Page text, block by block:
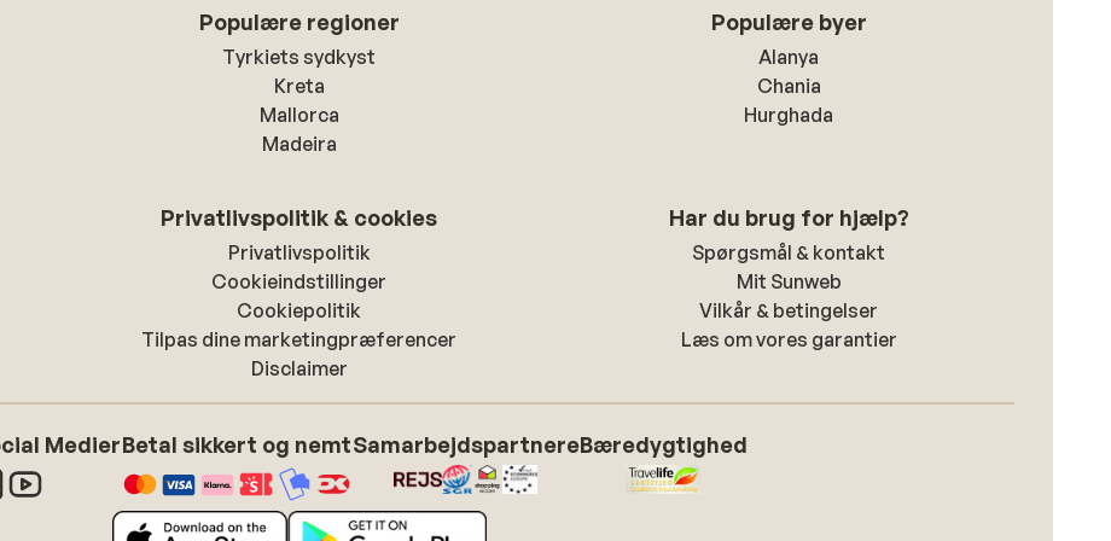
Populære regioner
Tyrkiets sydkyst
Kreta
Mallorca
Madeira
Populære byer
Alanya
Chania
Hurghada
Privatlivspolitik & cookies
Privatlivspolitik
Cookieindstillinger
Cookiepolitik
Tilpas dine marketingpræferencer
Disclaimer
Har du brug for hjælp?
Spørgsmål & kontakt
Mit Sunweb
Vilkår & betingelser
Læs om vores garantier
MedierBetal sikkert og nemtSamarbejdspartnereBæredygtighed